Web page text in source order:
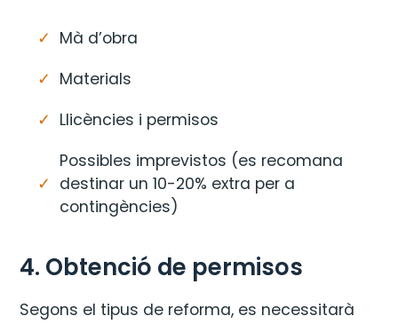
Mà d’obra
Materials
Llicències i permisos
Possibles imprevistos (es recomana
destinar un 10-20% extra per a
contingències)
4. Obtenció de permisos
Segons el tipus de reforma, es necessitarà